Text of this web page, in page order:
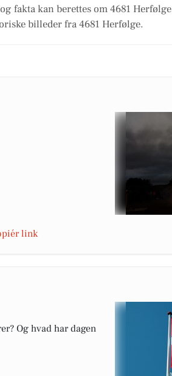
fakta kan berettes om 4681
billeder fra 4681 Herfølge.
link
Og hvad har dagen